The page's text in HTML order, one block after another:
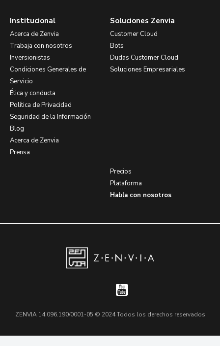
Institucional
Acerca de Zenvia
Trabaja con nosotros
Inversionistas
Condiciones Generales de
Servicio
Ética y conducta
Política de Privacidad
Seguridad de la Información
Blog
Acerca de Zenvia
Prensa
Soluciones Zenvia
Customer Cloud
Bots
Dudas Customer Cloud
Soluciones Empresariales
Precios
Plataforma
Habla con nosotros
ZENVIA 14.096.190/0001-05 © 2024 Todos los derechos reservados